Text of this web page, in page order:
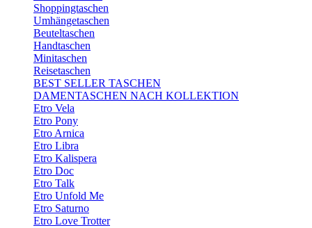
Shoppingtaschen
Umhängetaschen
Beuteltaschen
Handtaschen
Minitaschen
Reisetaschen
BEST SELLER TASCHEN
DAMENTASCHEN NACH KOLLEKTION
Etro Vela
Etro Pony
Etro Arnica
Etro Libra
Etro Kalispera
Etro Doc
Etro Talk
Etro Unfold Me
Etro Saturno
Etro Love Trotter